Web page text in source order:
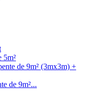
5m²
de 9m²...